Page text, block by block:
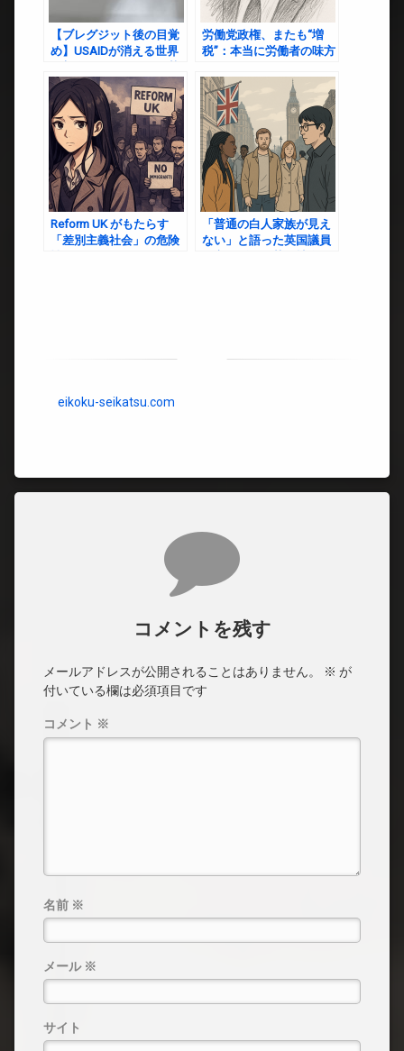
【ブレグジット後の目覚
め】USAIDが消える世界
も苦くなった件
労働党政権、またも“増
税”：本当に労働者の味方
Reform UK がもたらす
「差別主義社会」の危険
「普通の白人家族が見え
ない」と語った英国議員
eikoku-seikatsu.com
コメントを残す
メールアドレスが公開されることはありません。 ※ が
付いている欄は必須項目です
コメント ※
名前 ※
メール ※
サイト